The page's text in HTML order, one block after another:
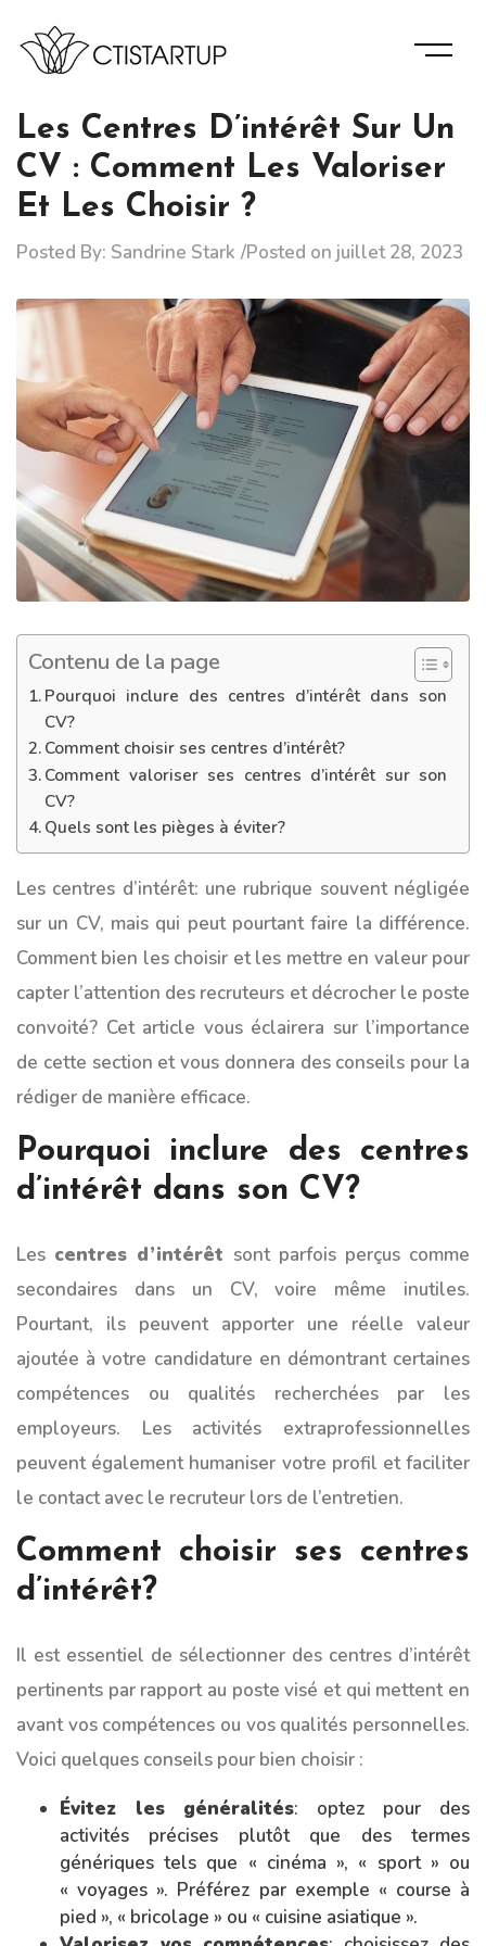
content
Les Centres D’intérêt Sur Un
CV : Comment Les Valoriser
Et Les Choisir ?
Posted By: Sandrine Stark Posted on juillet 28, 2023
Contenu de la page
Pourquoi inclure des centres d’intérêt dans son
CV?
Comment choisir ses centres d’intérêt?
Comment valoriser ses centres d’intérêt sur son
CV?
Quels sont les pièges à éviter?
Les centres d’intérêt: une rubrique souvent négligée
sur un CV, mais qui peut pourtant faire la différence.
Comment bien les choisir et les mettre en valeur pour
capter l’attention des recruteurs et décrocher le poste
convoité? Cet article vous éclairera sur l’importance
de cette section et vous donnera des conseils pour la
rédiger de manière efficace.
Pourquoi inclure des centres
d’intérêt dans son CV?
Les centres d’intérêt sont parfois perçus comme
secondaires dans un CV, voire même inutiles.
Pourtant, ils peuvent apporter une réelle valeur
ajoutée à votre candidature en démontrant certaines
compétences ou qualités recherchées par les
employeurs. Les activités extraprofessionnelles
peuvent également humaniser votre profil et faciliter
le contact avec le recruteur lors de l’entretien.
Comment choisir ses centres
d’intérêt?
Il est essentiel de sélectionner des centres d’intérêt
pertinents par rapport au poste visé et qui mettent en
avant vos compétences ou vos qualités personnelles.
Voici quelques conseils pour bien choisir :
Évitez les généralités: optez pour des
activités précises plutôt que des termes
génériques tels que « cinéma », « sport » ou
« voyages ». Préférez par exemple « course à
pied », « bricolage » ou « cuisine asiatique ».